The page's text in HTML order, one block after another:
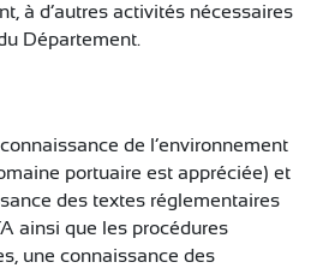
à d’autres activités nécessaires
Département.
de l’environnement
portuaire est appréciée) et
des textes réglementaires
ainsi que les procédures
une connaissance des